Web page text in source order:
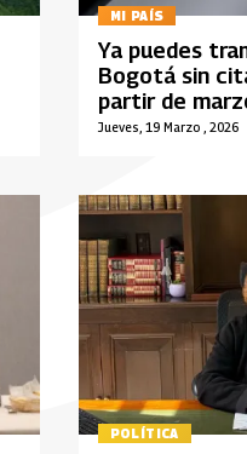
MI PAÍS
Jueves, 19 Marzo , 2026
Ya puedes
Bogotá sin
partir de
POLÍTICA